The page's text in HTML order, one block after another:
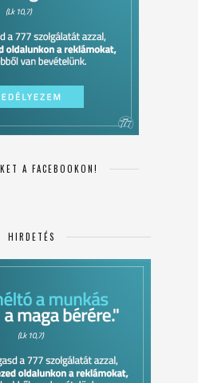
A FACEBOOKON!
HIRDETÉS